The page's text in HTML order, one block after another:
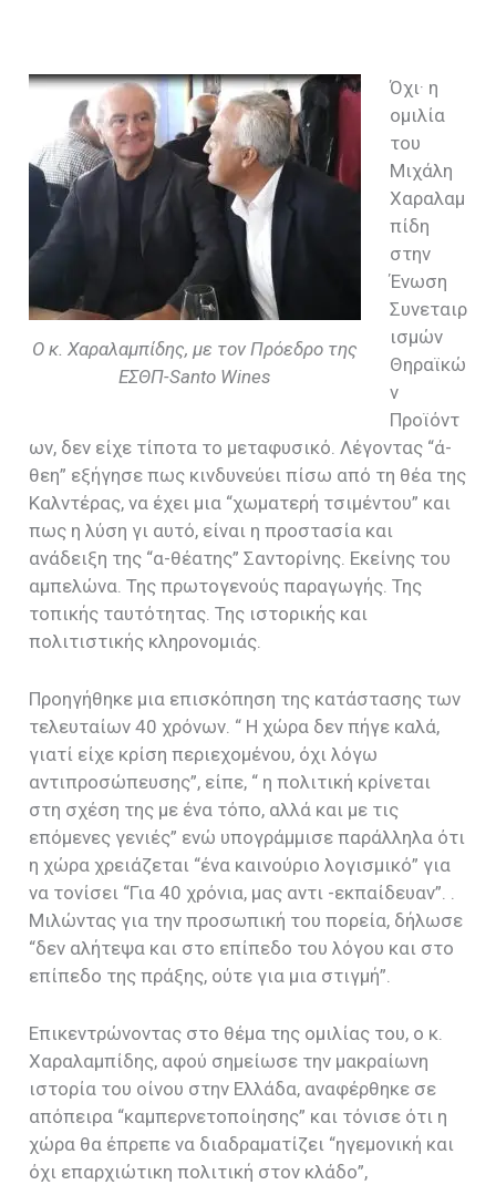
Ο κ. Χαραλαμπίδης, με τον Πρόεδρο της
ΕΣΘΠ-Santo Wines
Όχι· η
ομιλία
του
Μιχάλη
Χαραλαμ
πίδη
στην
Ένωση
Συνεταιρ
ισμών
Θηραϊκώ
ν
Προϊόντ
ων, δεν είχε τίποτα το μεταφυσικό. Λέγοντας “ά-
θεη” εξήγησε πως κινδυνεύει πίσω από τη θέα της
Καλντέρας, να έχει μια “χωματερή τσιμέντου” και
πως η λύση γι αυτό, είναι η προστασία και
ανάδειξη της “α-θέατης” Σαντορίνης. Εκείνης του
αμπελώνα. Της πρωτογενούς παραγωγής. Της
τοπικής ταυτότητας. Της ιστορικής και
πολιτιστικής κληρονομιάς.
Προηγήθηκε μια επισκόπηση της κατάστασης των
τελευταίων 40 χρόνων. “ Η χώρα δεν πήγε καλά,
γιατί είχε κρίση περιεχομένου, όχι λόγω
αντιπροσώπευσης”, είπε, “ η πολιτική κρίνεται
στη σχέση της με ένα τόπο, αλλά και με τις
επόμενες γενιές” ενώ υπογράμμισε παράλληλα ότι
η χώρα χρειάζεται “ένα καινούριο λογισμικό” για
να τονίσει “Για 40 χρόνια, μας αντι -εκπαίδευαν”. .
Μιλώντας για την προσωπική του πορεία, δήλωσε
“δεν αλήτεψα και στο επίπεδο του λόγου και στο
επίπεδο της πράξης, ούτε για μια στιγμή”.
Επικεντρώνοντας στο θέμα της ομιλίας του, ο κ.
Χαραλαμπίδης, αφού σημείωσε την μακραίωνη
ιστορία του οίνου στην Ελλάδα, αναφέρθηκε σε
απόπειρα “καμπερνετοποίησης” και τόνισε ότι η
χώρα θα έπρεπε να διαδραματίζει “ηγεμονική και
όχι επαρχιώτικη πολιτική στον κλάδο”,